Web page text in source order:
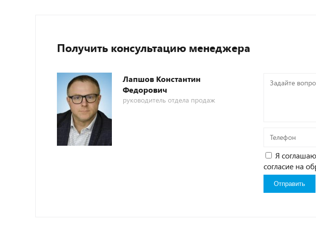
Получить консультацию менеджера
Лапшов Константин
Федорович
руководитель отдела продаж
Задайте
Телефон
Я
согласие на